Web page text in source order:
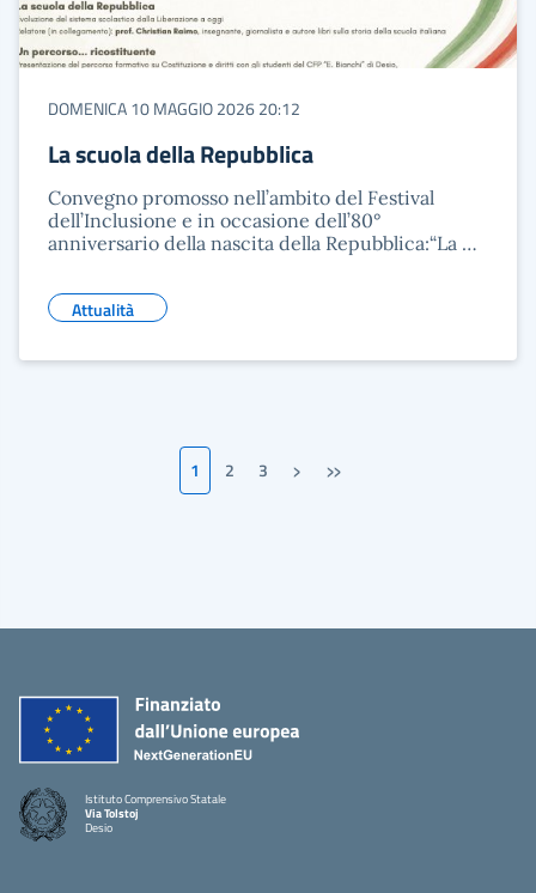
DOMENICA 10 MAGGIO 2026 20:12
La scuola della Repubblica
Convegno promosso nell’ambito del Festival
dell’Inclusione e in occasione dell’80°
anniversario della nascita della Repubblica:“La …
Attualità
1 2 3 Pagina successiva
› Ultima pagina
»
Istituto Comprensivo Statale
Via Tolstoj
Desio